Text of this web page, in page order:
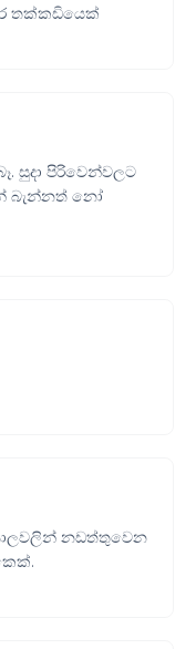
තක්කඩියෙක්
සුදා පිරිවෙන්වලට
බැන්නත් නෝ
නඩත්තුවෙන